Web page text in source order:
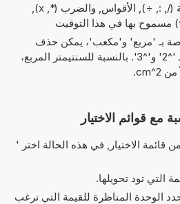
(√), pi (π), والقسمة (/, :, ÷), الأقواس, والضرب (*, x),
بها في هذا التوقيت
بـ 'مربع' و'مكعب'، يمكن حذف
الحرف '^' بالنسبة لـ '^2' و'^3'. بالنسبة للسنتيمتر المربع،
مع قوائم الاختيار
قائمة الاختيار, في هذه الحالة اختر '
التي تود تحويلها.
الوحدة المناظرة للقيمة التي ترغب